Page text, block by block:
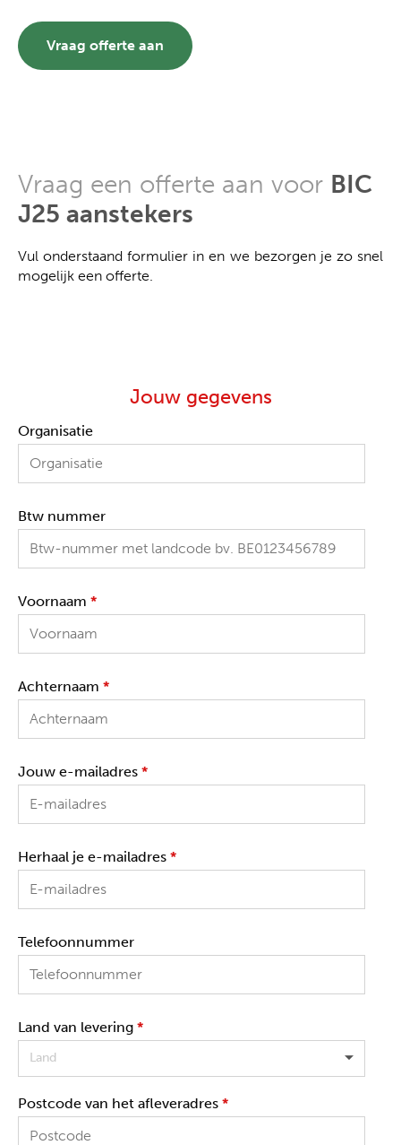
Vraag offerte aan
Vraag een offerte aan voor BIC
J25 aanstekers
Vul onderstaand formulier in en we bezorgen je zo snel
mogelijk een offerte.
Jouw gegevens
Organisatie
Btw nummer
Voornaam *
Achternaam *
Jouw e-mailadres *
Herhaal je e-mailadres *
Telefoonnummer
Land van levering *
Land
Postcode van het afleveradres *